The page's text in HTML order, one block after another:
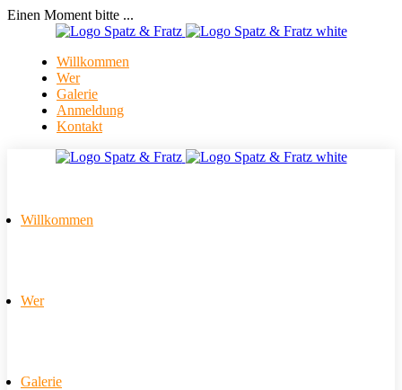
Einen Moment bitte ...
Willkommen
Wer
Galerie
Anmeldung
Kontakt
Willkommen
Wer
Galerie